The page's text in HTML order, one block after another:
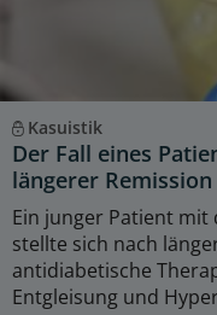
Kasuistik
Der Fall eines
längerer Remission
Ein junger Patient mit
stellte sich nach
antidiabetische
Entgleisung und